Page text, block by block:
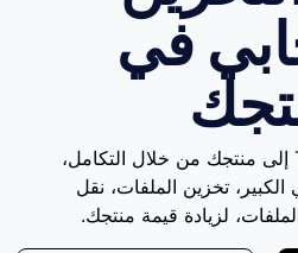
في
أضف ميزات TeraBox إلى منتجك من خلال التكامل،
تخزين الملفات، نقل
لزيادة قيمة منتجك.